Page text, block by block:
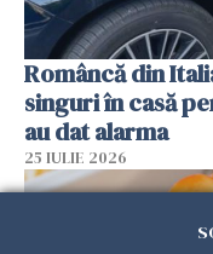
Româncă din
singuri în casă
au dat alarma
25 IULIE 2026